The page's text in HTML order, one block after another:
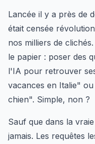
Lancée il y a près de
était censée
nos milliers de
le papier : poser des
l'IA pour retrouver
vacances en Italie"
chien". Simple, non ?
Sauf que dans la
jamais. Les requêtes